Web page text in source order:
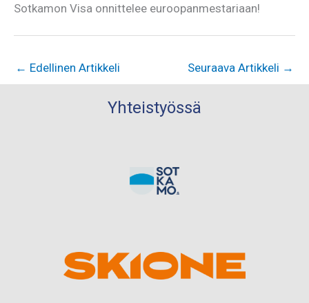
Sotkamon Visa onnittelee euroopanmestariaan!
← Edellinen Artikkeli Seuraava Artikkeli →
Yhteistyössä